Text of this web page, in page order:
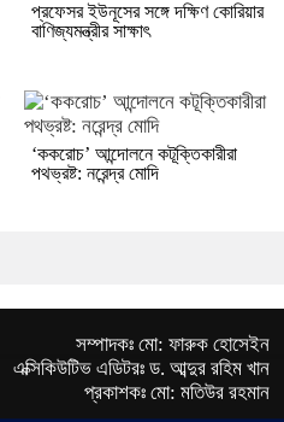
প্রফেসর ইউনূসের সঙ্গে দক্ষিণ কোরিয়ার
বাণিজ্যমন্ত্রীর সাক্ষাৎ
‘ককরোচ’ আন্দোলনে কটূক্তিকারীরা
পথভ্রষ্ট: নরেন্দ্র মোদি
সম্পাদকঃ মো: ফারুক হোসেইন
এক্সিকিউটিভ এডিটরঃ ড. আব্দুর রহিম খান
প্রকাশকঃ মো: মতিউর রহমান